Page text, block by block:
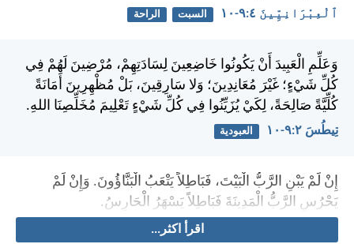
ٱلْعِبْرَانِيِّينَ ٤:‏٩-‏١٠ السبت الراحة
وَعَلِّمِ الْعَبِيدَ أَنْ يَكُونُوا خَاضِعِينَ لِسَادَتِهِمْ، مُرْضِينَ لَهُمْ فِي
كُلِّ شَيْءٍ؛ غَيْرَ مُعَانِدِينَ؛ وَلا سَارِقِينَ، بَلْ مُظْهِرِينَ أَمَانَةً
كُلِّيَّةً صَالِحَةً، لِكَيْ يُزَيِّنُوا فِي كُلِّ شَيْءٍ تَعْلِيمَ مُخَلِّصِنَا اللهِ.
تِيطُسَ ٢:‏٩-‏١٠ العبودية
إِنْ لَمْ يَبْنِ الرَّبُّ الْبَيْتَ، فَبَاطِلاً يَتْعَبُ الْبَنَّاؤُونَ. وَإِنْ لَمْ
يَحْرُسِ الرَّبُّ الْمَدِينَةَ فَبَاطِلاً يَسْهَرُ الْحَارِسُ.
اقرأ اكثر...